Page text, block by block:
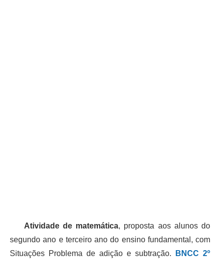
Atividade de matemática, proposta aos alunos do
segundo ano e terceiro ano do ensino fundamental, com
Situações Problema de adição e subtração.
BNCC 2º